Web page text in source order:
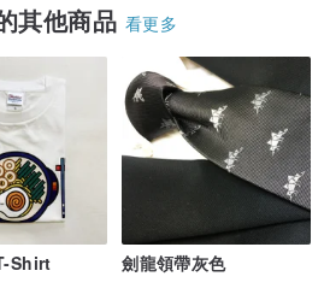
其他商品 看更多
Shirt 劍龍領帶灰色